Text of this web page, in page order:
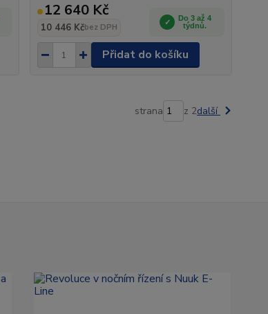
12 640 Kč
10 446 Kčbez DPH
Do 3 až 4
týdnů.
Přidat do košíku
strana z 2další